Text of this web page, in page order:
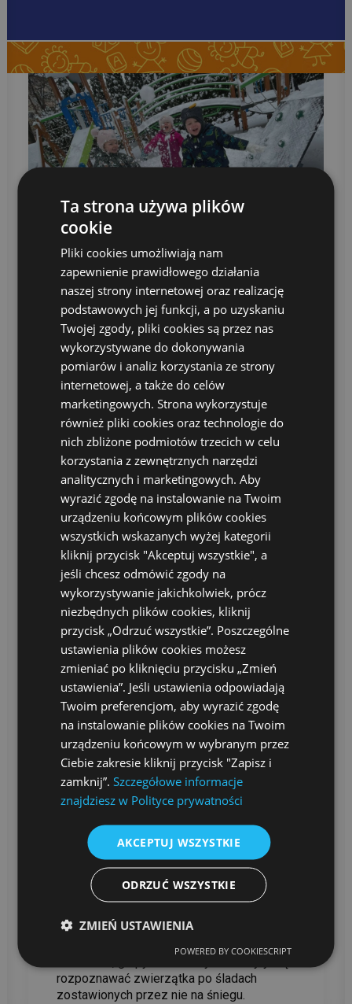
Zimowy ogród
Nam zima nie straszna - grupy Jellyfishes i
Octopuses świetnie bawiły się w naszym
ogrodzie
przez KAtrarere_45_345Rzyn
Forest Adventure
Podczas styczniowego wyjazdu na Forest
rozpoznawać zwierzątka po śladach
zostawionych przez nie na śniegu.
Ta strona używa plików
cookie
Pliki cookies umożliwiają nam
zapewnienie prawidłowego działania
naszej strony internetowej oraz realizację
podstawowych jej funkcji, a po uzyskaniu
Twojej zgody, pliki cookies są przez nas
wykorzystywane do dokonywania
pomiarów i analiz korzystania ze strony
internetowej, a także do celów
marketingowych. Strona wykorzystuje
również pliki cookies oraz technologie do
nich zbliżone podmiotów trzecich w celu
korzystania z zewnętrznych narzędzi
analitycznych i marketingowych. Aby
wyrazić zgodę na instalowanie na Twoim
urządzeniu końcowym plików cookies
wszystkich wskazanych wyżej kategorii
kliknij przycisk "Akceptuj wszystkie", a
jeśli chcesz odmówić zgody na
wykorzystywanie jakichkolwiek, prócz
niezbędnych plików cookies, kliknij
przycisk „Odrzuć wszystkie”. Poszczególne
ustawienia plików cookies możesz
zmieniać po kliknięciu przycisku „Zmień
ustawienia”. Jeśli ustawienia odpowiadają
Twoim preferencjom, aby wyrazić zgodę
na instalowanie plików cookies na Twoim
urządzeniu końcowym w wybranym przez
Ciebie zakresie kliknij przycisk "Zapisz i
zamknij”.Szczegółowe informacje
znajdziesz w Polityce prywatności
AKCEPTUJ WSZYSTKIE
ODRZUĆ WSZYSTKIE
ZMIEŃ USTAWIENIA
POWERED BY COOKIESCRIPT